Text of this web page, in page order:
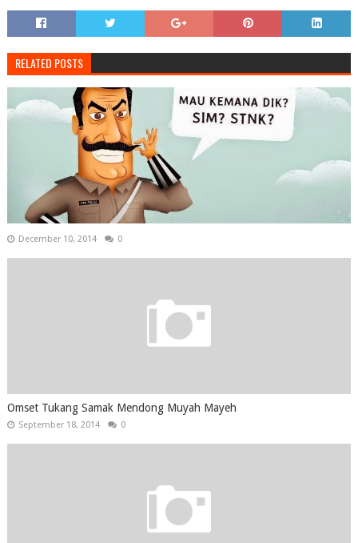
RELATED POSTS
December 10, 2014 0
Omset Tukang Samak Mendong Muyah Mayeh
September 18, 2014 0